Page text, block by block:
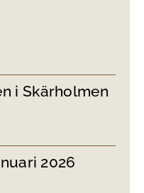
i Skärholmen
2026